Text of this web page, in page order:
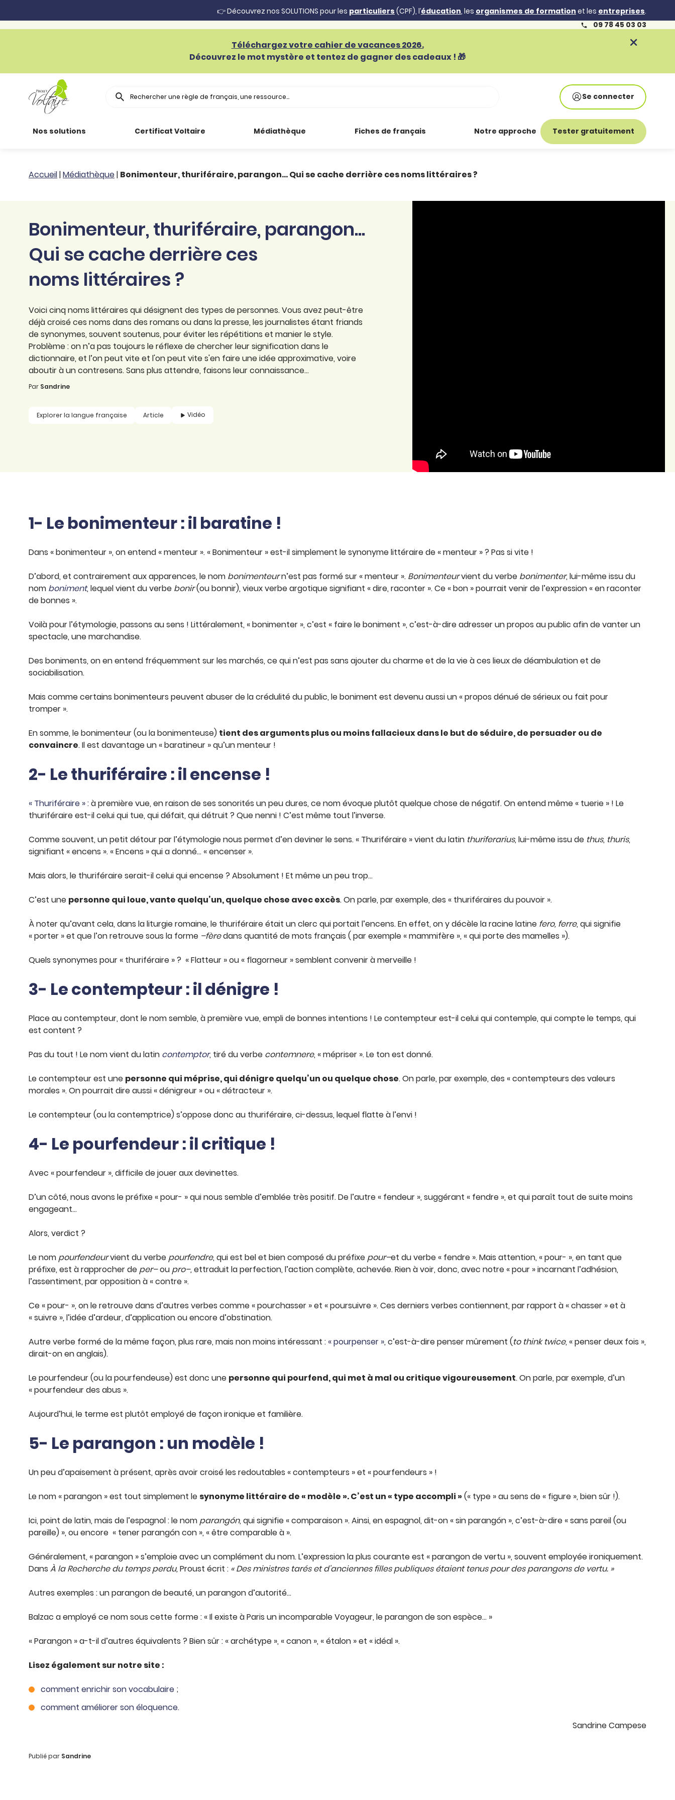
👉 Découvrez nos SOLUTIONS pour les particuliers (CPF), l’éducation, les organismes de formation et les entreprises.
09 78 45 03 03
Téléchargez votre cahier de vacances 2026.
Découvrez le mot mystère et tentez de gagner des cadeaux ! 🎁
Rechercher Se connecter
Nos solutions
Particuliers
Organismes de
formation
Évaluer le niveau de ses
salariés
Certificat Voltaire Médiathèque
Toutes nos
professionnel
Animer une classe
Aider ses enfants
salariés
Explorer la langue
française
Découvrir nos
ouvrages
Fiches de français
Conjugaison
d’orthographe
Syntaxe
Toutes nos fiches
Notre approche Tester gratuitement
Accueil|Médiathèque| Bonimenteur, thuriféraire, parangon… Qui se cache derrière ces noms littéraires ?
Bonimenteur, thuriféraire, parangon...
Qui se cache derrière ces
noms littéraires ?
Voici cinq noms littéraires qui désignent des types de personnes. Vous avez peut-être
déjà croisé ces noms dans des romans ou dans la presse, les journalistes étant friands
de synonymes, souvent soutenus, pour éviter les répétitions et manier le style.
Problème : on n’a pas toujours le réflexe de chercher leur signification dans le
dictionnaire, et l’on peut vite et l'on peut vite s'en faire une idée approximative, voire
aboutir à un contresens. Sans plus attendre, faisons leur connaissance...
Par Sandrine
Explorer la langue française Article Vidéo
1- Le bonimenteur : il baratine !
Dans « bonimenteur », on entend « menteur ». « Bonimenteur » est-il simplement le synonyme littéraire de « menteur » ? Pas si vite !
D’abord, et contrairement aux apparences, le nom bonimenteurn’est pas formé sur « menteur ». Bonimenteurvient du verbe bonimenter, lui-même issu du
nom boniment, lequel vient du verbe bonir(ou bonnir), vieux verbe argotique signifiant « dire, raconter ». Ce « bon » pourrait venir de l’expression « en raconter
de bonnes ».
Voilà pour l’étymologie, passons au sens ! Littéralement, « bonimenter », c’est « faire le boniment », c’est-à-dire adresser un propos au public afin de vanter un
spectacle, une marchandise.
Des boniments, on en entend fréquemment sur les marchés, ce qui n’est pas sans ajouter du charme et de la vie à ces lieux de déambulation et de
sociabilisation.
Mais comme certains bonimenteurs peuvent abuser de la crédulité du public, le boniment est devenu aussi un « propos dénué de sérieux ou fait pour
tromper ».
En somme, le bonimenteur (ou la bonimenteuse) tient des arguments plus ou moins fallacieux dans le but de séduire, de persuader ou de
convaincre. Il est davantage un « baratineur » qu’un menteur !
2- Le thuriféraire : il encense !
« Thuriféraire »: à première vue, en raison de ses sonorités un peu dures, ce nom évoque plutôt quelque chose de négatif. On entend même « tuerie » ! Le
thuriféraire est-il celui qui tue, qui défait, qui détruit ? Que nenni ! C’est même tout l’inverse.
Comme souvent, un petit détour par l’étymologie nous permet d’en deviner le sens. « Thuriféraire » vient du latin thuriferarius, lui-même issu de thus, thuris,
signifiant « encens ». « Encens » qui a donné… « encenser ».
Mais alors, le thuriféraire serait-il celui qui encense ? Absolument ! Et même un peu trop…
C’est une personne qui loue, vante quelqu’un, quelque chose avec excès. On parle, par exemple, des « thuriféraires du pouvoir ».
À noter qu’avant cela, dans la liturgie romaine, le thuriféraire était un clerc qui portait l’encens. En effet, on y décèle la racine latine fero, ferre, qui signifie
« porter » et que l’on retrouve sous la forme –fèredans quantité de mots français ( par exemple « mammifère », « qui porte des mamelles »).
Quels synonymes pour « thuriféraire » ? « Flatteur » ou « flagorneur » semblent convenir à merveille !
3- Le contempteur : il dénigre !
Place au contempteur, dont le nom semble, à première vue, empli de bonnes intentions ! Le contempteur est-il celui qui contemple, qui compte le temps, qui
est content ?
Pas du tout ! Le nom vient du latin contemptor, tiré du verbe contemnere, « mépriser ». Le ton est donné.
Le contempteur est une personne qui méprise, qui dénigre quelqu’un ou quelque chose. On parle, par exemple, des « contempteurs des valeurs
morales ». On pourrait dire aussi « dénigreur » ou « détracteur ».
Le contempteur (ou la contemptrice) s’oppose donc au thuriféraire, ci-dessus, lequel flatte à l’envi !
4- Le pourfendeur : il critique !
Avec « pourfendeur », difficile de jouer aux devinettes.
D’un côté, nous avons le préfixe « pour- » qui nous semble d’emblée très positif. De l’autre « fendeur », suggérant « fendre », et qui paraît tout de suite moins
engageant…
Alors, verdict ?
Le nom pourfendeurvient du verbe pourfendre, qui est bel et bien composé du préfixe pour–et du verbe « fendre ». Mais attention, « pour- », en tant que
préfixe, est à rapprocher de per–ou pro–,ettraduit la perfection, l’action complète, achevée. Rien à voir, donc, avec notre « pour » incarnant l’adhésion,
l’assentiment, par opposition à « contre ».
Ce « pour- », on le retrouve dans d’autres verbes comme « pourchasser » et « poursuivre ». Ces derniers verbes contiennent, par rapport à « chasser » et à
« suivre », l’idée d’ardeur, d’application ou encore d’obstination.
Autre verbe formé de la même façon, plus rare, mais non moins intéressant : « pourpenser », c’est-à-dire penser mûrement (to think twice, « penser deux fois »,
dirait-on en anglais).
Le pourfendeur (ou la pourfendeuse) est donc une personne qui pourfend, qui met à mal ou critique vigoureusement. On parle, par exemple, d’un
« pourfendeur des abus ».
Aujourd’hui, le terme est plutôt employé de façon ironique et familière.
5- Le parangon : un modèle !
Un peu d’apaisement à présent, après avoir croisé les redoutables « contempteurs » et « pourfendeurs » !
Le nom « parangon » est tout simplement le synonyme littéraire de « modèle ». C’est un « type accompli » (« type » au sens de « figure », bien sûr !).
Ici, point de latin, mais de l’espagnol : le nom parangón, qui signifie « comparaison ». Ainsi, en espagnol, dit-on « sin parangón », c’est-à-dire « sans pareil (ou
pareille) », ou encore « tener parangón con », « être comparable à ».
Généralement, « parangon » s’emploie avec un complément du nom. L’expression la plus courante est « parangon de vertu », souvent employée ironiquement.
Dans À la Recherche du temps perdu,Proust écrit : « Des ministres tarés et d’anciennes filles publiques étaient tenus pour des parangons de vertu. »
Autres exemples : un parangon de beauté, un parangon d’autorité…
Balzac a employé ce nom sous cette forme : « Il existe à Paris un incomparable Voyageur, le parangon de son espèce… »
« Parangon » a-t-il d’autres équivalents ? Bien sûr : « archétype », « canon », « étalon » et « idéal ».
Lisez également sur notre site :
comment enrichir son vocabulaire ;
comment améliorer son éloquence.
Sandrine Campese
Publié par Sandrine